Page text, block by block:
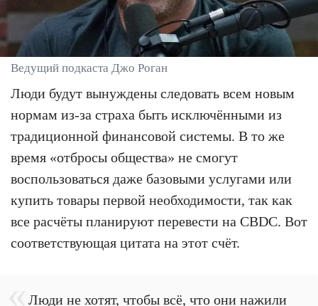
Ведущий подкаста Джо Роган
Люди будут вынуждены следовать всем новым
нормам из-за страха быть исключёнными из
традиционной финансовой системы. В то же
время «отбросы общества» не смогут
воспользоваться даже базовыми услугами или
купить товары первой необходимости, так как
все расчёты планируют перевести на CBDC. Вот
соответствующая цитата на этот счёт.
Люди не хотят, чтобы всё, что они нажили